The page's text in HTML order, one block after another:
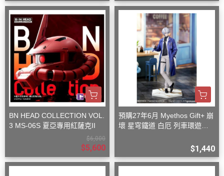
BN HEAD COLLECTION VOL.
3 MS-06S 夏亞專用紅薩克II
$6,000
$5,600
預購27年6月 Myethos Gift+ 崩
壞 星穹鐵道 白厄 列車環遊記V
$1,440